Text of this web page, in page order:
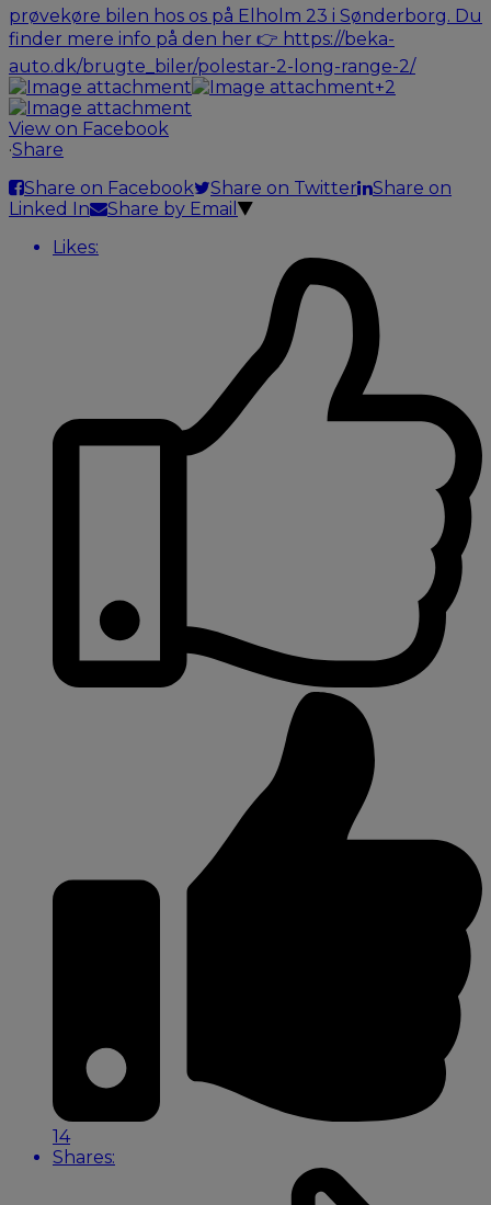
+2
View on Facebook
·Share
Share on Facebook
Share on Twitter
Share on
Linked In
Share by Email
Likes:
14
Shares: